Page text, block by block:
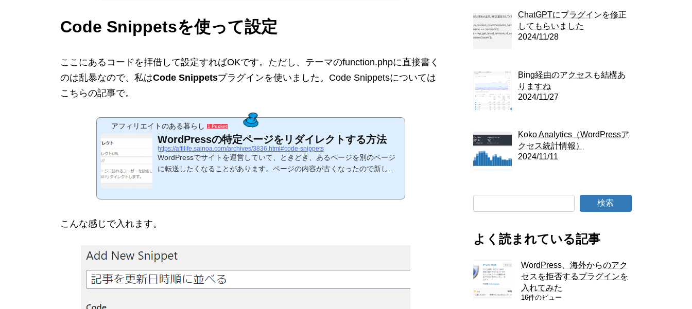
Code Snippetsを使って設定
ここにあるコードを拝借して設定すればOKです。ただし、テーマのfunction.phpに直接書く
のは乱暴なので、私はCode Snippetsプラグインを使いました。Code Snippetsについては
こちらの記事で。
アフィリエイトのある暮らし 1 Pocket
WordPressの特定ページをリダイレクトする方法
https://affilife.sainoa.com/archives/3836.html#code-snippets
WordPressでサイトを運営していて、ときどき、あるページを別のページ
に転送したくなることがあります。ページの内容が古くなったので新しく
ったときによく使われる方法の一つが.htaccessにそれを記述するというも
こんな感じで入れます。
ChatGPTにプラグインを修正
してもらいました
2024/11/28
Bing経由のアクセスも結構あ
りますね
2024/11/27
Koko Analytics（WordPressア
クセス統計情報）
2024/11/11
検索
よく読まれている記事
WordPress、海外からのアク
セスを拒否するプラグインを
入れてみた
16件のビュー